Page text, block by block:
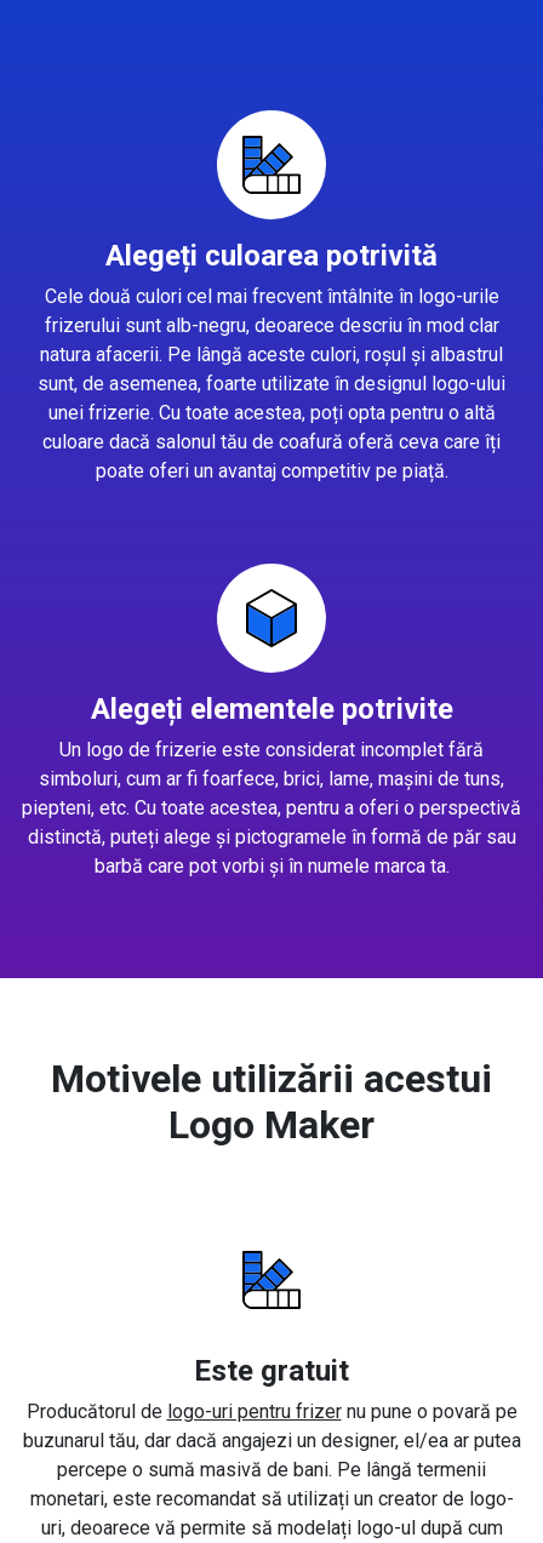
Alegeți culoarea potrivită
Cele două culori cel mai frecvent întâlnite în logo-urile
frizerului sunt alb-negru, deoarece descriu în mod clar
natura afacerii. Pe lângă aceste culori, roșul și albastrul
sunt, de asemenea, foarte utilizate în designul logo-ului
unei frizerie. Cu toate acestea, poți opta pentru o altă
culoare dacă salonul tău de coafură oferă ceva care îți
poate oferi un avantaj competitiv pe piață.
Alegeți elementele potrivite
Un logo de frizerie este considerat incomplet fără
simboluri, cum ar fi foarfece, brici, lame, mașini de tuns,
piepteni, etc. Cu toate acestea, pentru a oferi o perspectivă
distinctă, puteți alege și pictogramele în formă de păr sau
barbă care pot vorbi și în numele marca ta.
Motivele utilizării acestui
Logo Maker
Este gratuit
Producătorul de logo-uri pentru frizernu pune o povară pe
buzunarul tău, dar dacă angajezi un designer, el/ea ar putea
percepe o sumă masivă de bani. Pe lângă termenii
monetari, este recomandat să utilizați un creator de logo-
uri, deoarece vă permite să modelați logo-ul după cum